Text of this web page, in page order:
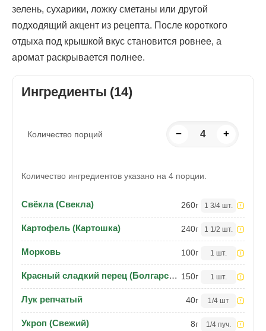
зелень, сухарики, ложку сметаны или другой
подходящий акцент из рецепта. После короткого
отдыха под крышкой вкус становится ровнее, а
аромат раскрывается полнее.
Ингредиенты (14)
Количество порций − 4 +
Количество ингредиентов указано на 4 порции.
Свёкла (Свекла) 260г 1 3/4 шт.
Картофель (Картошка) 240г 1 1/2 шт.
Морковь 100г 1 шт.
Красный сладкий перец (Болгарский) 150г 1 шт.
Лук репчатый 40г 1/4 шт
Укроп (Свежий) 8г 1/4 пуч.